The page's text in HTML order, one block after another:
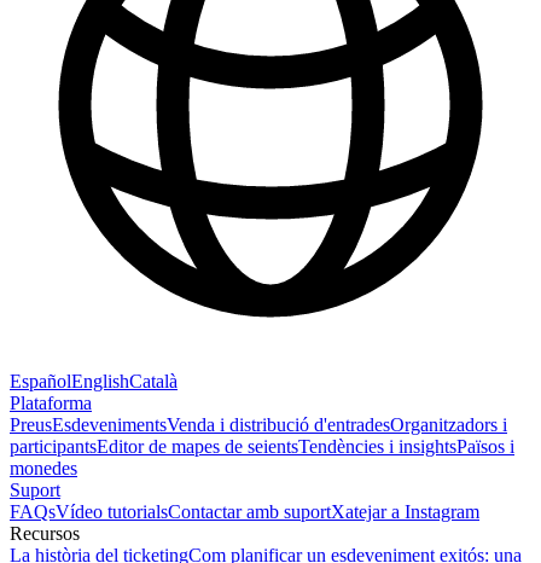
EspañolEnglishCatalà
Plataforma
PreusEsdevenimentsVenda i distribució d'entradesOrganitzadors i
participantsEditor de mapes de seientsTendències i insightsPaïsos i
monedes
Suport
FAQsVídeo tutorialsContactar amb suportXatejar a Instagram
Recursos
La història del ticketingCom planificar un esdeveniment exitós: una